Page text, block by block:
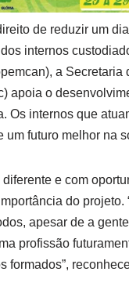
de reduzir um
internos
a Secretaria
apoia o
Os internos que
um futuro melhor na
e com
do projeto.
apesar de a
profissão
formados”,